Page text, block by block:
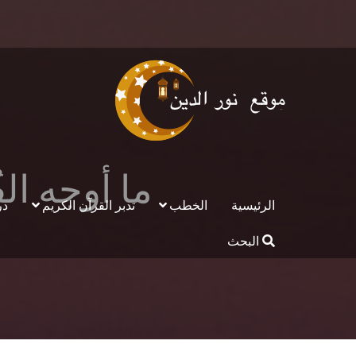
الرئيسية الخطب تدبر القرآن الكريم
البحث
ما أوجه